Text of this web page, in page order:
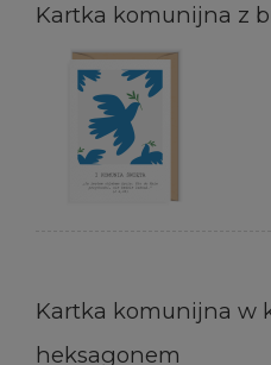
Kartka komunijna z
Kartka komunijna w
heksagonem